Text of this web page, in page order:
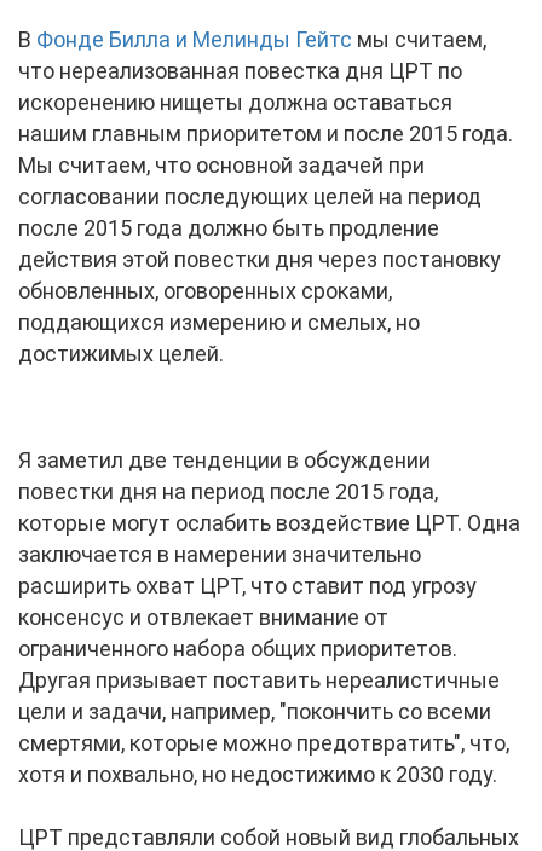
В Фонде Билла и Мелинды Гейтс мы считаем,
что нереализованная повестка дня ЦРТ по
искоренению нищеты должна оставаться
нашим главным приоритетом и после 2015 года.
Мы считаем, что основной задачей при
согласовании последующих целей на период
после 2015 года должно быть продление
действия этой повестки дня через постановку
обновленных, оговоренных сроками,
поддающихся измерению и смелых, но
достижимых целей.
Я заметил две тенденции в обсуждении
повестки дня на период после 2015 года,
которые могут ослабить воздействие ЦРТ. Одна
заключается в намерении значительно
расширить охват ЦРТ, что ставит под угрозу
консенсус и отвлекает внимание от
ограниченного набора общих приоритетов.
Другая призывает поставить нереалистичные
цели и задачи, например, "покончить со всеми
смертями, которые можно предотвратить", что,
хотя и похвально, но недостижимо к 2030 году.
ЦРТ представляли собой новый вид глобальных